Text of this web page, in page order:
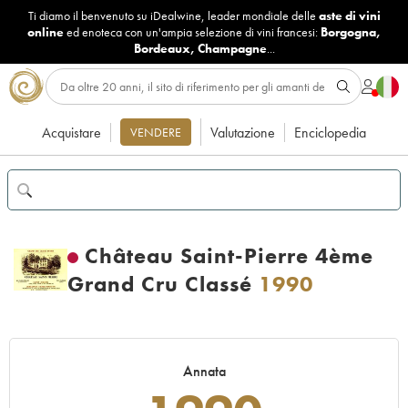
Ti diamo il benvenuto su iDealwine, leader mondiale delle aste di vini
onlineed enoteca con un'ampia selezione di vini francesi: Borgogna,
Bordeaux, Champagne...
Acquistare VENDERE Valutazione Enciclopedia
Château Saint-Pierre 4ème
Grand Cru Classé 1990
Annata